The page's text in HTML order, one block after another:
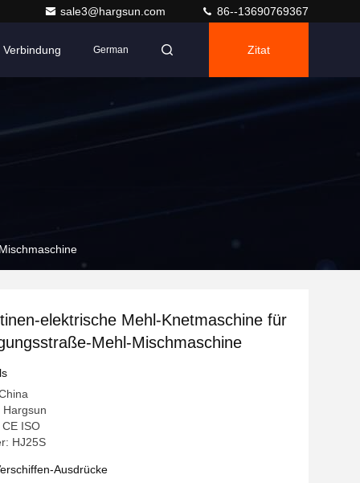
sale3@hargsun.com 86--13690769367
German Zitat
elektrische Mehl-Knetmaschine für
Mehl-Mischmaschine
ISO
HJ25S
Ausdrücke